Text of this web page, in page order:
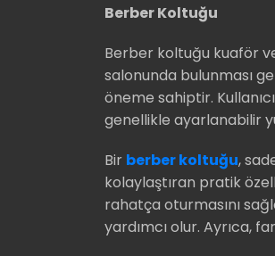
Berber Koltuğu
Berber koltuğu kuaför
salonunda bulunması
öneme sahiptir.
genellikle ayarlanabilir
Bir berber koltuğu,
kolaylaştıran pratik
rahatça oturmasını
yardımcı olur. Ayrıca,